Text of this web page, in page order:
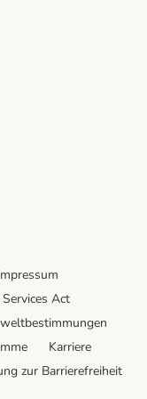
Act
Karriere
zur Barrierefreiheit